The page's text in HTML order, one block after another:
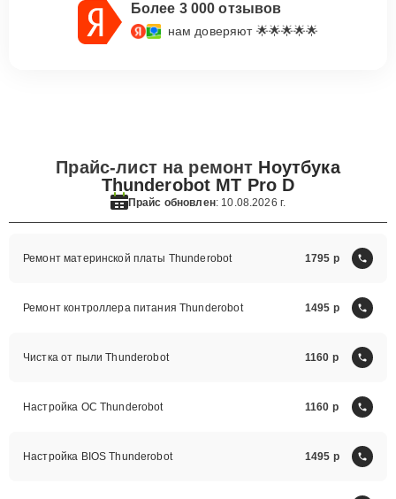
Более 3 000 отзывов
нам доверяют 🌟🌟🌟🌟🌟
Прайс-лист на ремонт Ноутбука
Thunderobot MT Pro D
Прайс обновлен: 10.08.2026 г.
Ремонт материнской платы Thunderobot 1795
Ремонт контроллера питания Thunderobot 1495
Чистка от пыли Thunderobot 1160
Настройка ОС Thunderobot 1160
Настройка BIOS Thunderobot 1495